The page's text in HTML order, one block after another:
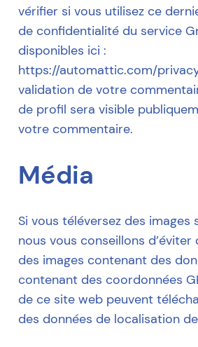
vérifier si vous utilisez ce
de confidentialité du service
disponibles ici :
https://automattic.com/
validation de votre
de profil sera visible
votre commentaire.
Média
Si vous téléversez des images
nous vous conseillons d’éviter
des images contenant des
contenant des coordonnées
de ce site web peuvent
des données de localisation